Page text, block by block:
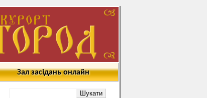
Зал засідань онлайн